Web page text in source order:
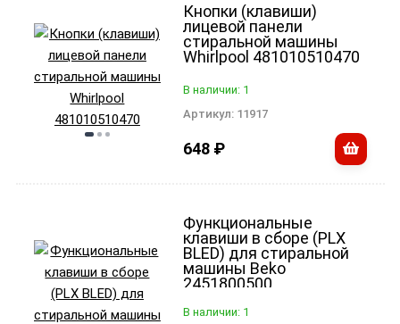
Кнопки (клавиши)
лицевой панели
стиральной машины
Whirlpool 481010510470
В наличии: 1
Артикул: 11917
648 ₽
Функциональные
клавиши в сборе (PLX
BLED) для стиральной
машины Beko
2451800500
В наличии: 1